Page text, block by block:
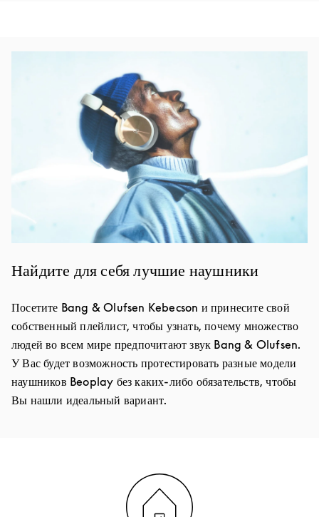
Найдите для себя лучшие наушники
Посетите Bang & Olufsen Kebecson и принесите свой
собственный плейлист, чтобы узнать, почему множество
людей во всем мире предпочитают звук Bang & Olufsen.
У Вас будет возможность протестировать разные модели
наушников Beoplay без каких-либо обязательств, чтобы
Вы нашли идеальный вариант.